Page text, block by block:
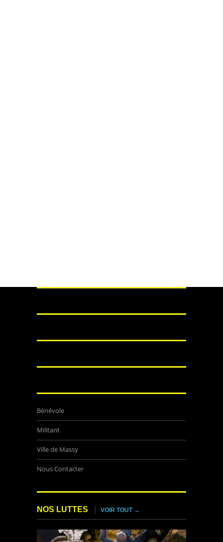
Bénévole
Militant
Ville de Massy
Nous Contacter
NOS LUTTES VOIR TOUT →